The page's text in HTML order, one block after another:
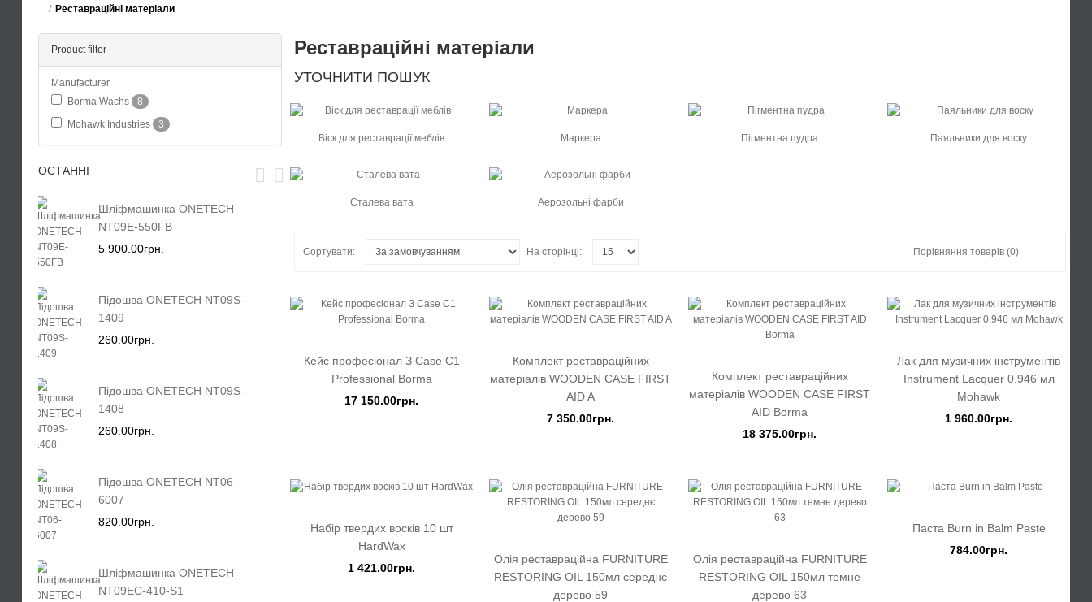
Реставраційні матеріали
Product filter
Manufacturer
Borma Wachs
8
Mohawk Industries
3
ОСТАННІ
Шліфмашинка ONETECH
NT09E-550FB
5 900.00грн.
Підошва ONETECH NT09S-
1409
260.00грн.
Підошва ONETECH NT09S-
1408
260.00грн.
Підошва ONETECH NT06-
6007
820.00грн.
Шліфмашинка ONETECH
NT09EC-410-S1
Реставраційні матеріали
УТОЧНИТИ ПОШУК
Віск для реставрації меблів Маркера Пігментна пудра Паяльники для воску
Сталева вата Аерозольні фарби
Порівняння товарів (0)
Сортувати: На сторінці:
Кейс професіонал З Case C1
Professional Borma
17 150.00грн.
Комплект реставраційних
матеріалів WOODEN CASE FIRST
AID A
7 350.00грн.
Комплект реставраційних
матеріалів WOODEN CASE FIRST
AID Borma
18 375.00грн.
Лак для музичних інструментів
Instrument Lacquer 0.946 мл
Mohawk
1 960.00грн.
Набір твердих восків 10 шт
HardWax
1 421.00грн.
Олія реставраційна FURNITURE
RESTORING OIL 150мл середнє
дерево 59
Олія реставраційна FURNITURE
RESTORING OIL 150мл темне
дерево 63
Паста Burn in Balm Paste
784.00грн.